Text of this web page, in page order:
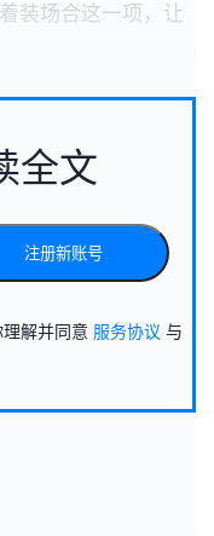
装场合这一项，让
全文
注册新账号
解并同意 服务协议 与